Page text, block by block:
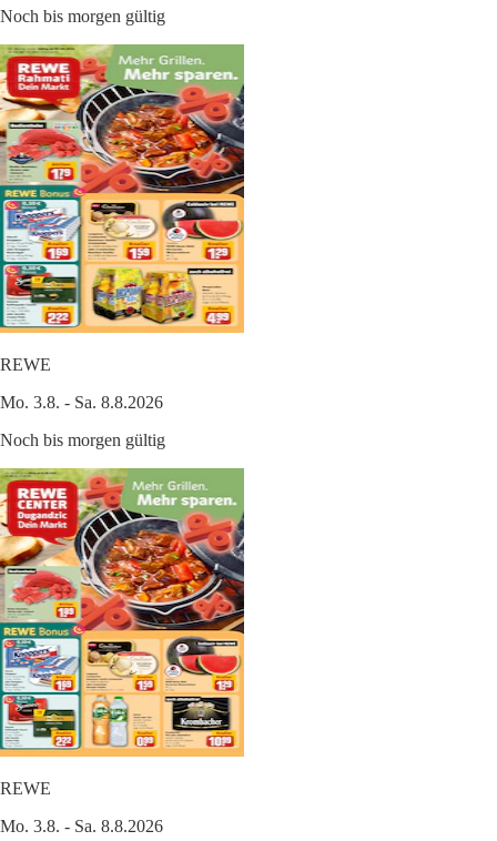
Noch bis morgen gültig
REWE
Mo. 3.8. - Sa. 8.8.2026
Noch bis morgen gültig
REWE
Mo. 3.8. - Sa. 8.8.2026